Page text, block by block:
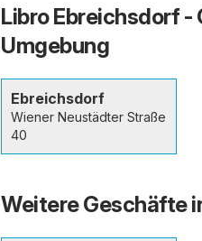
Libro Ebreichsdorf -
Umgebung
Ebreichsdorf
Wiener Neustädter Straße
40
Weitere Geschäfte